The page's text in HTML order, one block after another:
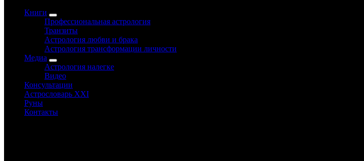
Книги
Профессиональная астрология
Транзиты
Астрология любви и брака
Астрология трансформации личности
Медиа
Астрология налегке
Видео
Консультации
Астрословарь XXI
Руны
Контакты